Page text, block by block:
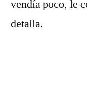
vendía poco, le
detalla.